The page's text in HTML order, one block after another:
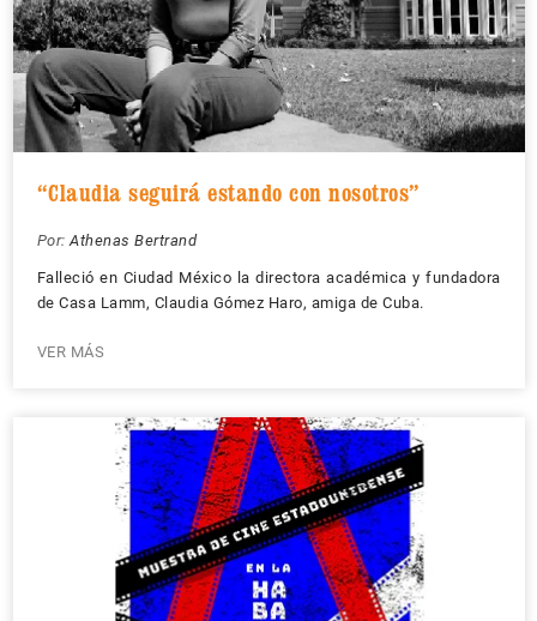
“Claudia seguirá estando con nosotros”
Por: Athenas Bertrand
Falleció en Ciudad México la directora académica y fundadora
de Casa Lamm, Claudia Gómez Haro, amiga de Cuba.
VER MÁS